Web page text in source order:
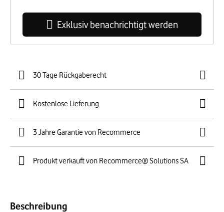
Exklusiv benachrichtigt werden
30 Tage Rückgaberecht
Kostenlose Lieferung
3 Jahre Garantie von Recommerce
Produkt verkauft von Recommerce® Solutions SA
Beschreibung